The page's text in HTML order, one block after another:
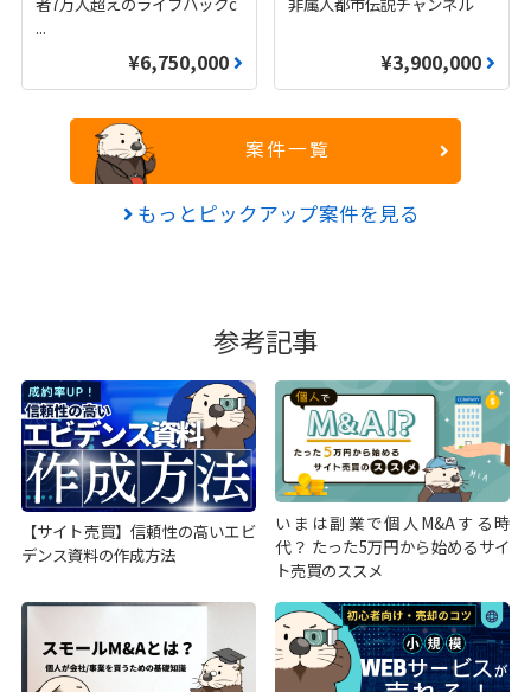
...
¥6,750,000 ¥3,900,000
案件一覧
もっとピックアップ案件を見る
参考記事
【サイト売買】信頼性の高いエビ
デンス資料の作成方法
いまは副業で個人M&Aする時
代？ たった5万円から始めるサイ
ト売買のススメ